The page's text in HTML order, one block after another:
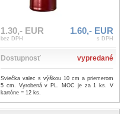
1.30,- EUR
bez DPH
1.60,- EUR
s DPH
Dostupnosť vypredané
Sviečka valec s výškou 10 cm a priemerom
5 cm. Vyrobená v PL. MOC je za 1 ks. V
kartóne = 12 ks.